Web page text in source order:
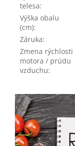
telesa:
Výška obalu
(cm):
Záruka:
Zmena rýchlosti
motora / prúdu
vzduchu: